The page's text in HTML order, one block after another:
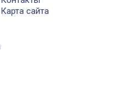
Карта сайта